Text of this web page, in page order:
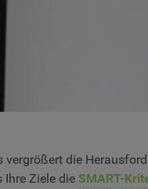
die
Ihre Ziele die SMART-